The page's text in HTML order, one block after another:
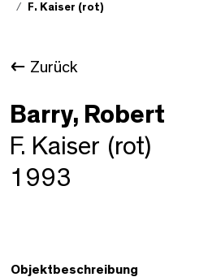
F. Kaiser (rot)
Zurück
Barry, Robert
F. Kaiser (rot)
1993
Objektbeschreibung